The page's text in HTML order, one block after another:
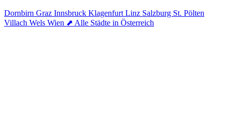
Dornbirn Graz Innsbruck Klagenfurt Linz Salzburg St. Pölten
Villach Wels Wien ⬈ Alle Städte in Österreich